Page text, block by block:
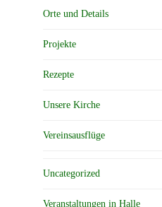
Orte und Details
Projekte
Rezepte
Unsere Kirche
Vereinsausflüge
Uncategorized
Veranstaltungen in Halle